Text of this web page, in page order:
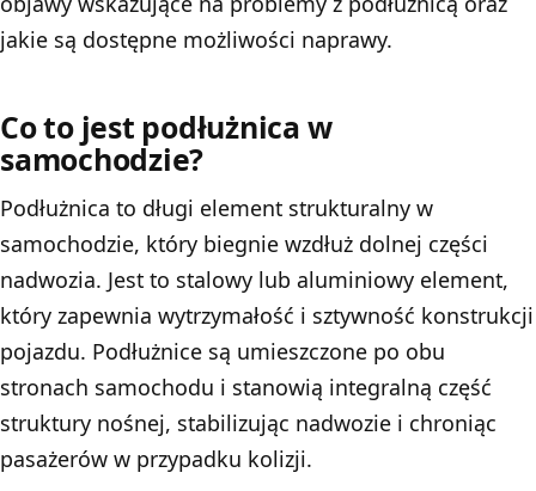
jakie są dostępne możliwości naprawy.
Co to jest podłużnica w
samochodzie?
Podłużnica to długi element strukturalny w
samochodzie, który biegnie wzdłuż dolnej części
nadwozia. Jest to stalowy lub aluminiowy element,
który zapewnia wytrzymałość i sztywność konstrukcji
pojazdu. Podłużnice są umieszczone po obu
stronach samochodu i stanowią integralną część
struktury nośnej, stabilizując nadwozie i chroniąc
pasażerów w przypadku kolizji.